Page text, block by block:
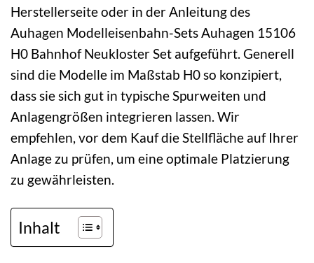
Herstellerseite oder in der Anleitung des
Auhagen Modelleisenbahn-Sets Auhagen 15106
H0 Bahnhof Neukloster Set aufgeführt. Generell
sind die Modelle im Maßstab H0 so konzipiert,
dass sie sich gut in typische Spurweiten und
Anlagengrößen integrieren lassen. Wir
empfehlen, vor dem Kauf die Stellfläche auf Ihrer
Anlage zu prüfen, um eine optimale Platzierung
zu gewährleisten.
Inhalt